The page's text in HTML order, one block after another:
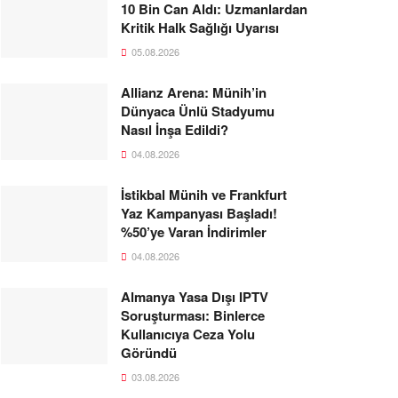
10 Bin Can Aldı: Uzmanlardan
Kritik Halk Sağlığı Uyarısı
05.08.2026
Allianz Arena: Münih’in
Dünyaca Ünlü Stadyumu
Nasıl İnşa Edildi?
04.08.2026
İstikbal Münih ve Frankfurt
Yaz Kampanyası Başladı!
%50’ye Varan İndirimler
04.08.2026
Almanya Yasa Dışı IPTV
Soruşturması: Binlerce
Kullanıcıya Ceza Yolu
Göründü
03.08.2026